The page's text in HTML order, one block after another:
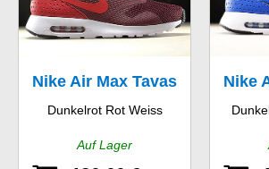
Nike Air Max Tavas
Dunkelrot Rot Weiss
Auf Lager
Nike